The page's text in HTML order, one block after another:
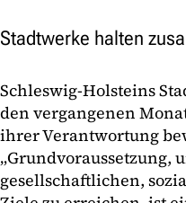
Stadtwerke halten
Schleswig-Holsteins
den vergangenen
ihrer Verantwortung
„Grundvoraussetzung,
gesellschaftlichen,